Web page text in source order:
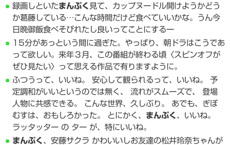
録画しといたまんぷく 見て、カップヌードル開けようかどう
か葛藤している…こんな時間だけど食べていいかな。うん今
日晩御飯食べそびれたし良いってことにするー
15分があっという間に過ぎた。やっぱり、朝ドラはこうであ
って欲しい。来年３月、この番組が終わる頃〈スピンオフが
ぜひ見たい〉って思える作品で有りますように。
ふつうって、いいね。 安心して観られるって、いいね。 予
定調和がいいというのでは無く、 流れがスムーズで、 登場
人物に共感できる。 こんな世界、久しぶり。 あでも、ぎぼ
むすは、おもしろかった。 とにかく、 まんぷく 、いいね。
ラッタッター の ター が、特にいいね。
まんぷく 、安藤サクラ かわいいしお友達の松井玲奈ちゃんが